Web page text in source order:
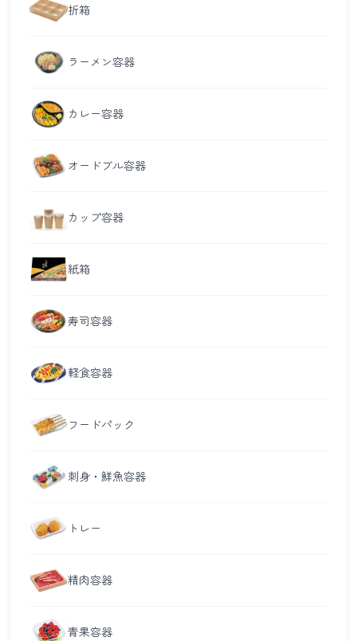
折箱
ラーメン容器
カレー容器
オードブル容器
カップ容器
紙箱
寿司容器
軽食容器
フードパック
刺身・鮮魚容器
トレー
精肉容器
青果容器